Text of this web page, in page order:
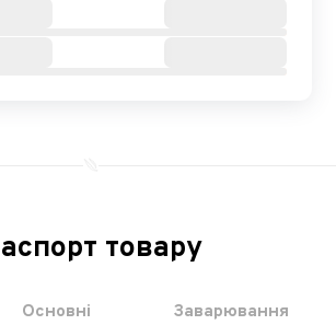
товару
Основні Заварювання